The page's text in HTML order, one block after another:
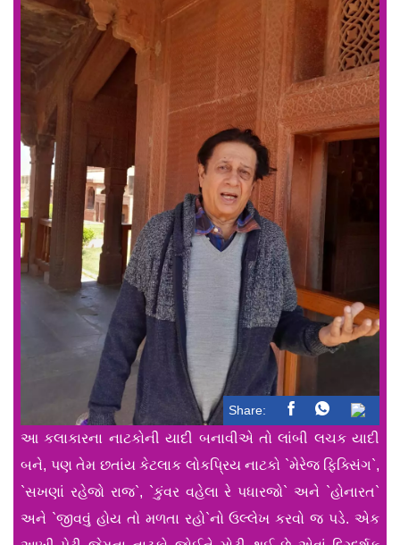
Share:
આ કલાકારના નાટકોની યાદી બનાવીએ તો લાંબી લચક યાદી
બને, પણ તેમ છતાંય કેટલાક લોકપ્રિય નાટકો `મેરેજ ફિક્સિંગ`,
`સખણાં રહેજો રાજ`, `કુંવર વહેલા રે પધારજો` અને `હોનારત`
અને `જીવવું હોય તો મળતા રહો`નો ઉલ્લેખ કરવો જ પડે. એક